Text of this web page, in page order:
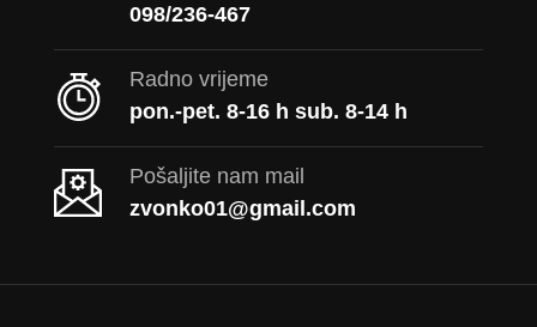
098/236-467
Radno vrijeme
pon.-pet. 8-16 h sub. 8-14 h
Pošaljite nam mail
zvonko01@gmail.com